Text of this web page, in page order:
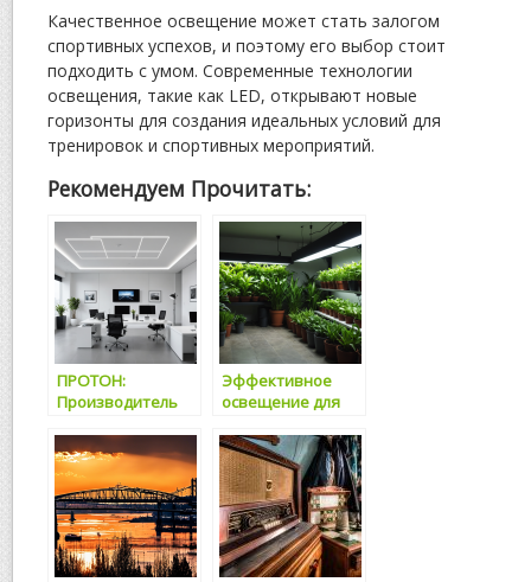
Качественное освещение может стать залогом
спортивных успехов, и поэтому его выбор стоит
подходить с умом. Современные технологии
освещения, такие как LED, открывают новые
горизонты для создания идеальных условий для
тренировок и спортивных мероприятий.
Рекомендуем Прочитать:
ПРОТОН:
Производитель
светильников с
высоким
стандартом
качества
Эффективное
освещение для
готовых
комплектов
освещения